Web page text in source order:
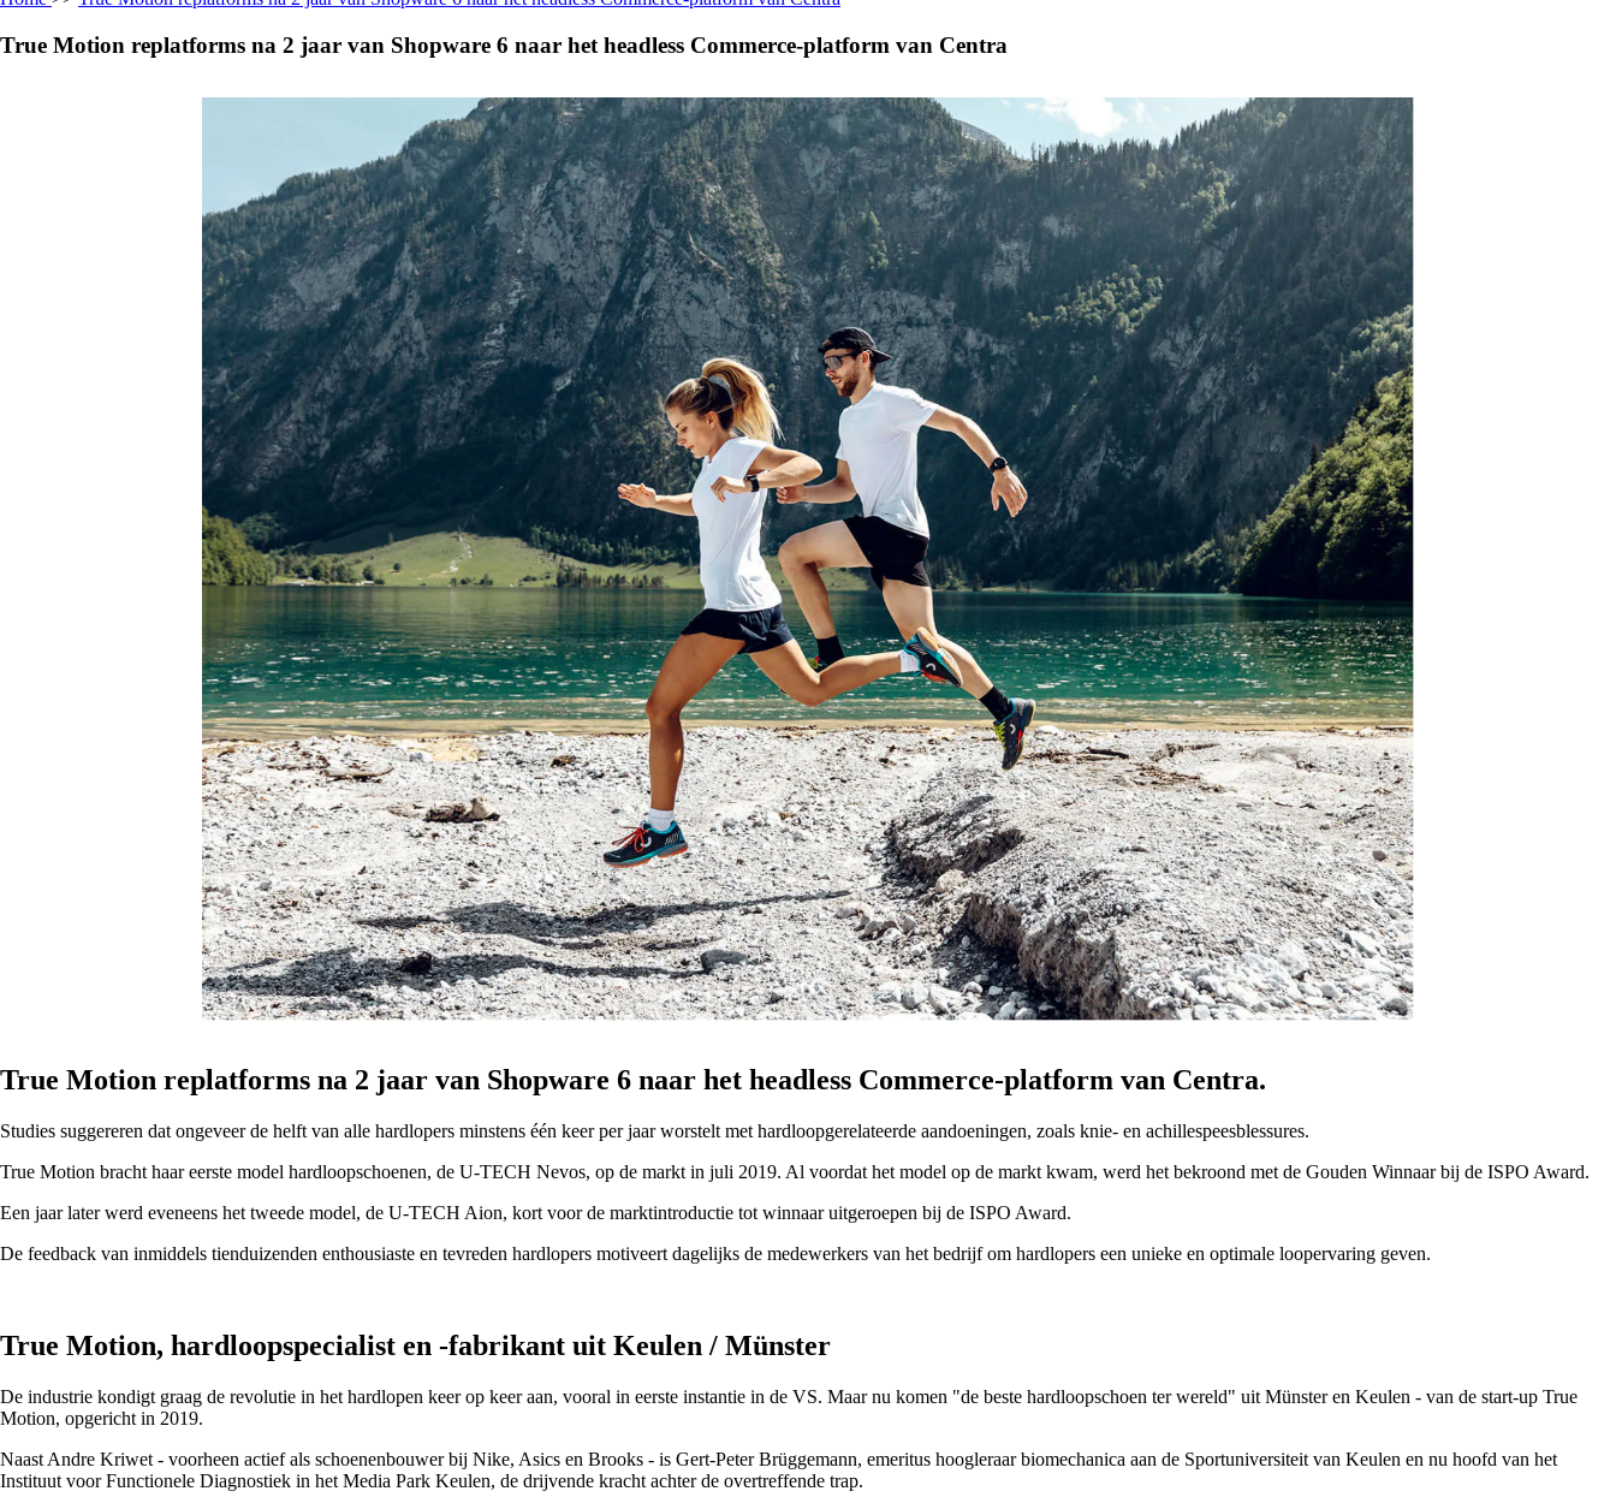
True Motion replatforms na 2 jaar van Shopware 6 naar het headless Commerce-platform van Centra
True Motion replatforms na 2 jaar van Shopware 6 naar het headless Commerce-platform van Centra.
Studies suggereren dat ongeveer de helft van alle hardlopers minstens één keer per jaar worstelt met hardloopgerelateerde aandoeningen, zoals knie- en achillespeesblessures.
True Motion bracht haar eerste model hardloopschoenen, de U-TECH Nevos, op de markt in juli 2019. Al voordat het model op de markt kwam, werd het bekroond met de Gouden Winnaar bij de ISPO Award.
Een jaar later werd eveneens het tweede model, de U-TECH Aion, kort voor de marktintroductie tot winnaar uitgeroepen bij de ISPO Award.
De feedback van inmiddels tienduizenden enthousiaste en tevreden hardlopers motiveert dagelijks de medewerkers van het bedrijf om hardlopers een unieke en optimale loopervaring geven.
True Motion, hardloopspecialist en -fabrikant uit Keulen / Münster
De industrie kondigt graag de revolutie in het hardlopen keer op keer aan, vooral in eerste instantie in de VS. Maar nu komen "de beste hardloopschoen ter wereld" uit Münster en Keulen - van de start-up True
Motion, opgericht in 2019.
Naast Andre Kriwet - voorheen actief als schoenenbouwer bij Nike, Asics en Brooks - is Gert-Peter Brüggemann, emeritus hoogleraar biomechanica aan de Sportuniversiteit van Keulen en nu hoofd van het
Instituut voor Functionele Diagnostiek in het Media Park Keulen, de drijvende kracht achter de overtreffende trap.